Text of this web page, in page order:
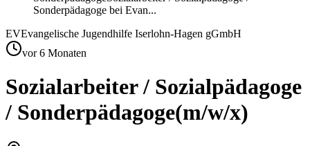
Sonderpädagoge bei Evan...
EVEvangelische Jugendhilfe Iserlohn-Hagen gGmbH
vor 6 Monaten
Sozialarbeiter / Sozialpädagoge
/ Sonderpädagoge(m/w/x)